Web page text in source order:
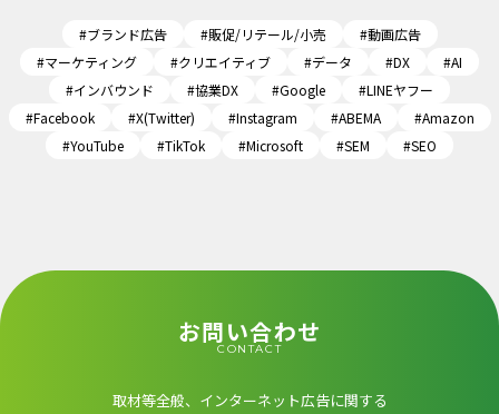
#ブランド広告 #販促/リテール/小売
#動画広告
#マーケティング
#クリエイティブ #データ #DX
#AI
#インバウンド
#協業DX #Google
#LINEヤフー
#Facebook
#X(Twitter) #Instagram #ABEMA
#Amazon
#YouTube
#TikTok #Microsoft #SEM #SEO
お問い合わせ
CONTACT
取材等全般、インターネット広告に関する